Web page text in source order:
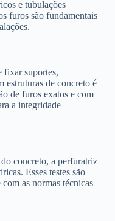
e tubulações
furos são fundamentais
fixar suportes,
estruturas de concreto é
de furos exatos e com
a integridade
concreto, a perfuratriz
Esses testes são
as normas técnicas